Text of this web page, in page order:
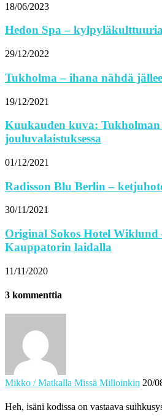
18/06/2023
Hedon Spa –
29/12/2022
Tukholma – ihana nähdä
19/12/2021
Kuukauden kuva: Tukholman
jouluvalaistuksessa
01/12/2021
Radisson Blu Berlin –
30/11/2021
Original Sokos Hotel Wiklund
Kauppatorin laidalla
11/11/2020
3 kommenttia
Mikko / Matkalla Missä Milloinkin 20/
Heh, isäni kodissa on vastaava